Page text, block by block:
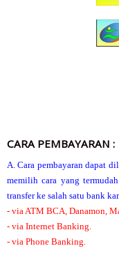
CARA PEMBAYARAN :
A. Cara pembayaran dapat
memilih cara yang
transfer ke salah satu bank
- via ATM BCA, Danamon,
- via Internet Banking.
- via Phone Banking.